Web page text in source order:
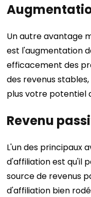
Un autre avantage
est l'augmentation
efficacement des
des revenus
plus votre potentiel
Revenu
L'un des principaux
d'affiliation est qu'il
source de revenus
d'affiliation bien